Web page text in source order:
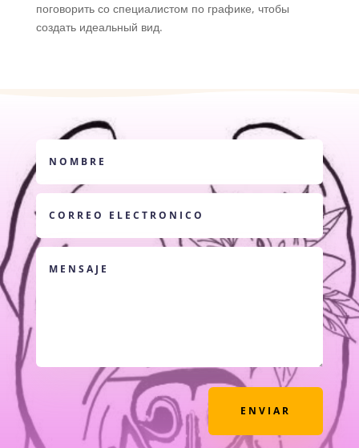
поговорить со специалистом по графике, чтобы
создать идеальный вид.
ENVIAR